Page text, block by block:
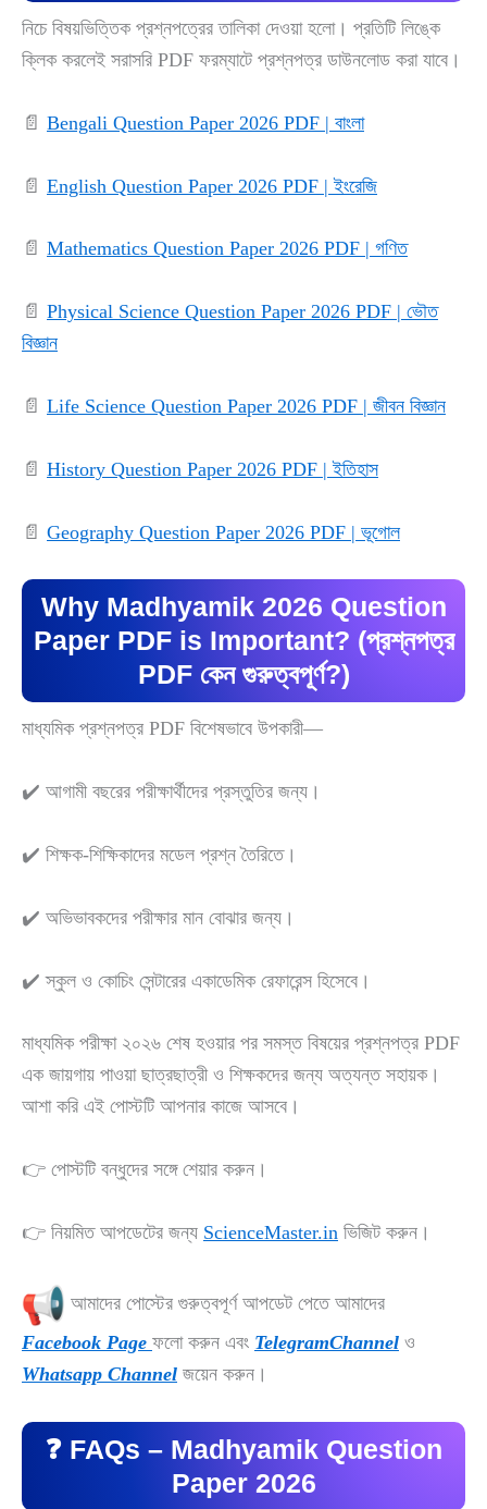
নিচে বিষয়ভিত্তিক প্রশ্নপত্রের তালিকা দেওয়া হলো। প্রতিটি লিঙ্কে
ক্লিক করলেই সরাসরি PDF ফরম্যাটে প্রশ্নপত্র ডাউনলোড করা যাবে।
📄 Bengali Question Paper 2026 PDF | বাংলা
📄 English Question Paper 2026 PDF | ইংরেজি
📄 Mathematics Question Paper 2026 PDF | গণিত
📄 Physical Science Question Paper 2026 PDF | ভৌত
বিজ্ঞান
📄 Life Science Question Paper 2026 PDF | জীবন বিজ্ঞান
📄 History Question Paper 2026 PDF | ইতিহাস
📄 Geography Question Paper 2026 PDF | ভূগোল
Why Madhyamik 2026 Question
Paper PDF is Important? (প্রশ্নপত্র
PDF কেন গুরুত্বপূর্ণ?)
মাধ্যমিক প্রশ্নপত্র PDF বিশেষভাবে উপকারী—
✔️ আগামী বছরের পরীক্ষার্থীদের প্রস্তুতির জন্য।
✔️ শিক্ষক-শিক্ষিকাদের মডেল প্রশ্ন তৈরিতে।
✔️ অভিভাবকদের পরীক্ষার মান বোঝার জন্য।
✔️ স্কুল ও কোচিং সেন্টারের একাডেমিক রেফারেন্স হিসেবে।
মাধ্যমিক পরীক্ষা ২০২৬ শেষ হওয়ার পর সমস্ত বিষয়ের প্রশ্নপত্র PDF
এক জায়গায় পাওয়া ছাত্রছাত্রী ও শিক্ষকদের জন্য অত্যন্ত সহায়ক।
আশা করি এই পোস্টটি আপনার কাজে আসবে।
👉 পোস্টটি বন্ধুদের সঙ্গে শেয়ার করুন।
👉 নিয়মিত আপডেটের জন্য ScienceMaster.in ভিজিট করুন।
আমাদের পোস্টের গুরুত্বপূর্ণ আপডেট পেতে আমাদের
Facebook Page ফলো করুন এবং TelegramChannel ও
Whatsapp Channel জয়েন করুন।
❓ FAQs – Madhyamik Question
Paper 2026